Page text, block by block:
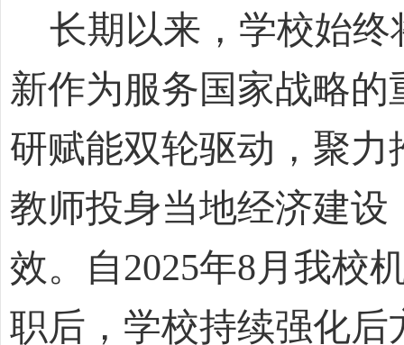
长期以来，学校始终
新作为服务国家战略
研赋能双轮驱动，聚
教师投身当地经济建
效。自2025年8月我校
职后，学校持续强化